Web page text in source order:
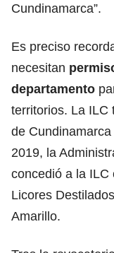
Cundinamarca”.
Es preciso
necesitan
departamento
territorios. La ILC
de
2019, la
concedió a la ILC
Licores
Amarillo.